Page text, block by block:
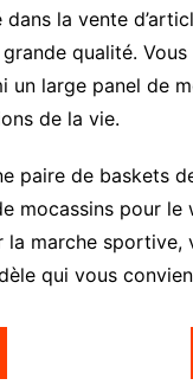
dans la vente
grande qualité.
un large panel de
de la vie.
paire de baskets
mocassins pour le
la marche sportive,
qui vous